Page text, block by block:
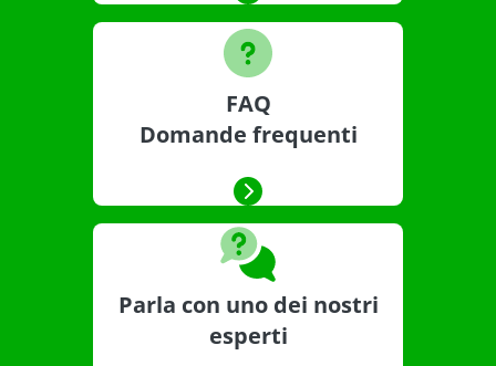
FAQ
Domande frequenti
Parla con uno dei nostri
esperti